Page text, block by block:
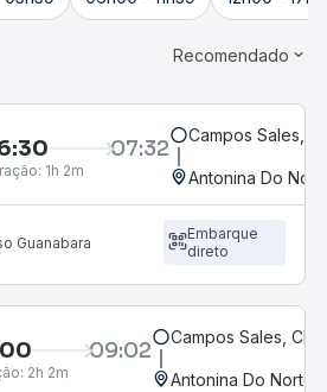
Recomendado
07:32
1h 2m
Campos Sales,
Antonina Do
Guanabara
Embarque
direto
09:02
2h 2m
Campos Sales, CE
Antonina Do Norte,